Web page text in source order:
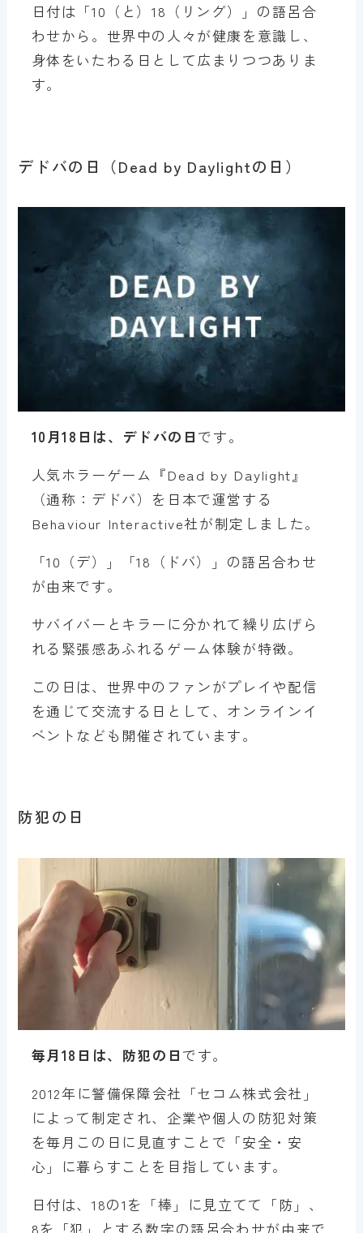
日付は「10（と）18（リング）」の語呂合
わせから。世界中の人々が健康を意識し、
身体をいたわる日として広まりつつありま
す。
デドバの日（Dead by Daylightの日）
10月18日は、デドバの日 です。
人気ホラーゲーム『Dead by Daylight』
（通称：デドバ）を日本で運営する
Behaviour Interactive社が制定しました。
「10（デ）」「18（ドバ）」の語呂合わせ
が由来です。
サバイバーとキラーに分かれて繰り広げら
れる緊張感あふれるゲーム体験が特徴。
この日は、世界中のファンがプレイや配信
を通じて交流する日として、オンラインイ
ベントなども開催されています。
防犯の日
毎月18日は、防犯の日 です。
2012年に警備保障会社「セコム株式会社」
によって制定され、企業や個人の防犯対策
を毎月この日に見直すことで「安全・安
心」に暮らすことを目指しています。
日付は、18の1を「棒」に見立てて「防」、
8を「犯」とする数字の語呂合わせが由来で